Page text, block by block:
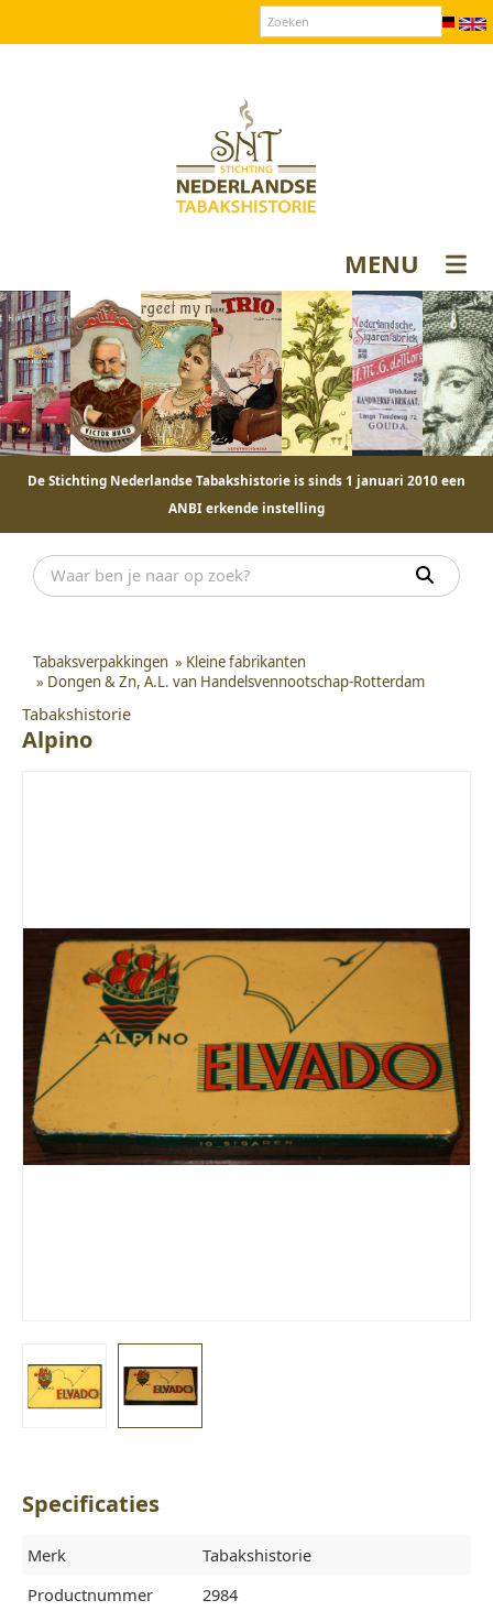
MENU
De Stichting Nederlandse Tabakshistorie is sinds 1 januari 2010 een
ANBI erkende instelling
Tabaksverpakkingen » Kleine fabrikanten
» Dongen & Zn, A.L. van Handelsvennootschap-Rotterdam
Tabakshistorie
Alpino
Specificaties
Merk
Tabakshistorie
Productnummer
2984